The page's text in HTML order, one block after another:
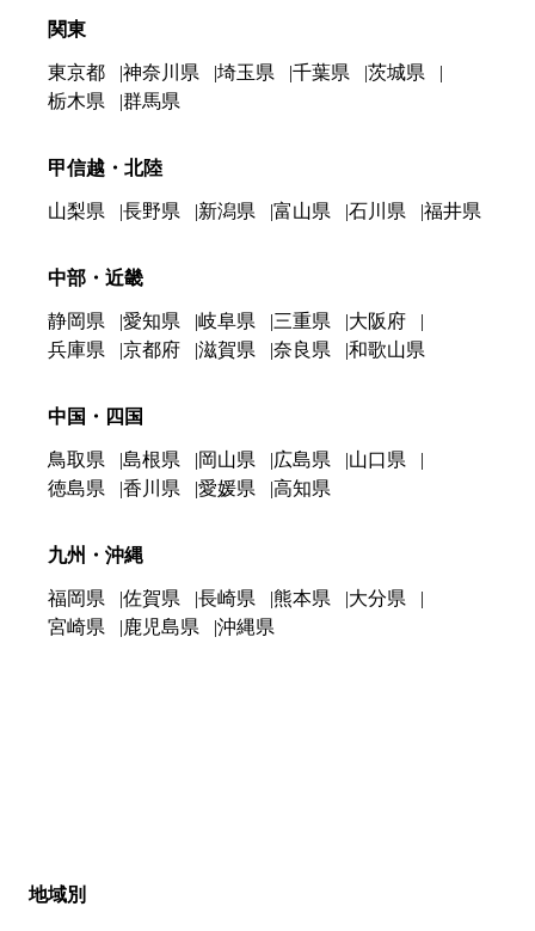
関東
東京都 神奈川県 埼玉県 千葉県
茨城県
栃木県
群馬県
甲信越・北陸
山梨県 長野県 新潟県 富山県 石川県 福井県
中部・近畿
静岡県 愛知県 岐阜県 三重県
大阪府
兵庫県
京都府 滋賀県 奈良県 和歌山県
中国・四国
鳥取県 島根県 岡山県 広島県
山口県
徳島県
香川県 愛媛県 高知県
九州・沖縄
福岡県 佐賀県 長崎県 熊本県
大分県
宮崎県
鹿児島県 沖縄県
地域別